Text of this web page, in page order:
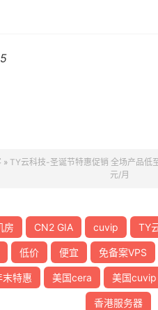
» TY云科技-圣诞节特惠促销 全场产品低
元/月
房 CN2 GIA cuvip TY
低价 便宜 免备案VPS
末特惠 美国cera 美国cuvip
香港服务器